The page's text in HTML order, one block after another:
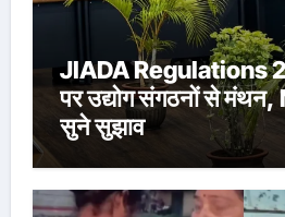
JIADA Regulations
पर उद्योग संगठनों से
सुने सुझाव